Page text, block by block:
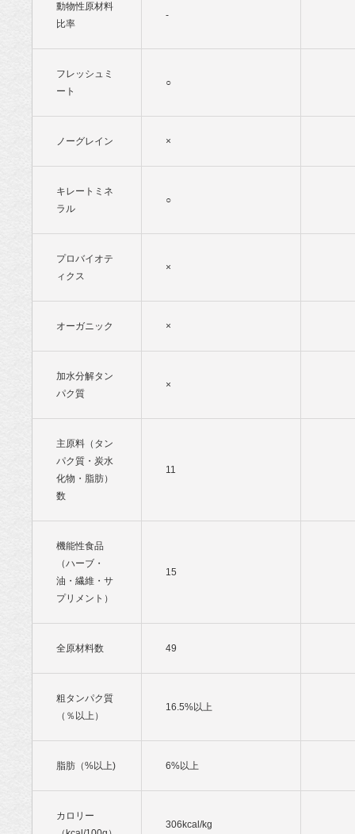
動物性原材料
比率
-
フレッシュミ
ート
○
ノーグレイン ×
キレートミネ
ラル
○
プロバイオテ
ィクス
×
オーガニック ×
加水分解タン
パク質
×
主原料（タン
パク質・炭水
化物・脂肪）
数
11
機能性食品
（ハーブ・
油・繊維・サ
プリメント）
15
全原材料数 49
粗タンパク質
（％以上）
16.5%以上
脂肪（%以上) 6%以上
カロリー
306kcal/kg